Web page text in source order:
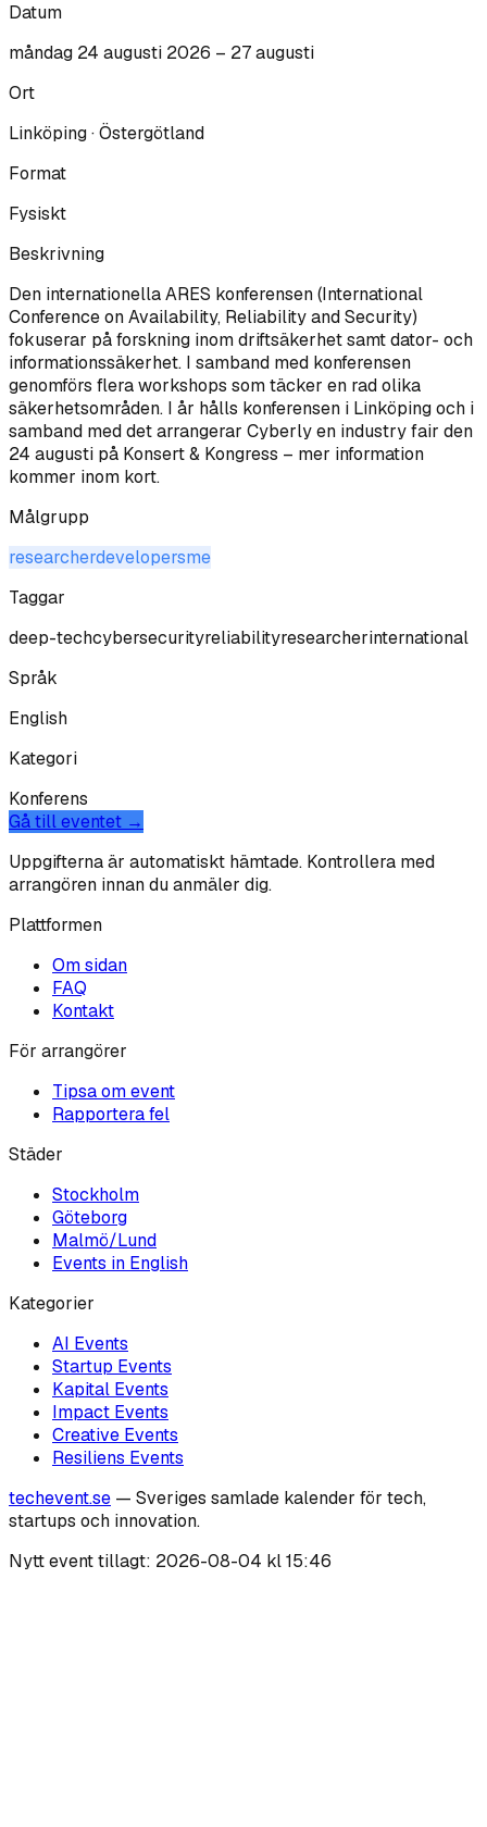
Datum
måndag 24 augusti 2026 – 27 augusti
Ort
Linköping · Östergötland
Format
Fysiskt
Beskrivning
Den internationella ARES konferensen (International
Conference on Availability, Reliability and Security)
fokuserar på forskning inom driftsäkerhet samt dator- och
informationssäkerhet. I samband med konferensen
genomförs flera workshops som täcker en rad olika
säkerhetsområden. I år hålls konferensen i Linköping och i
samband med det arrangerar Cyberly en industry fair den
24 augusti på Konsert & Kongress – mer information
kommer inom kort.
Målgrupp
researcherdevelopersme
Taggar
deep-techcybersecurityreliabilityresearcherinternational
Språk
English
Kategori
Konferens
Gå till eventet →
Uppgifterna är automatiskt hämtade. Kontrollera med
arrangören innan du anmäler dig.
Plattformen
Om sidan
FAQ
Kontakt
För arrangörer
Tipsa om event
Rapportera fel
Städer
Stockholm
Göteborg
Malmö/Lund
Events in English
Kategorier
AI Events
Startup Events
Kapital Events
Impact Events
Creative Events
Resiliens Events
techevent.se — Sveriges samlade kalender för tech,
startups och innovation.
Nytt event tillagt: 2026-08-04 kl 15:46